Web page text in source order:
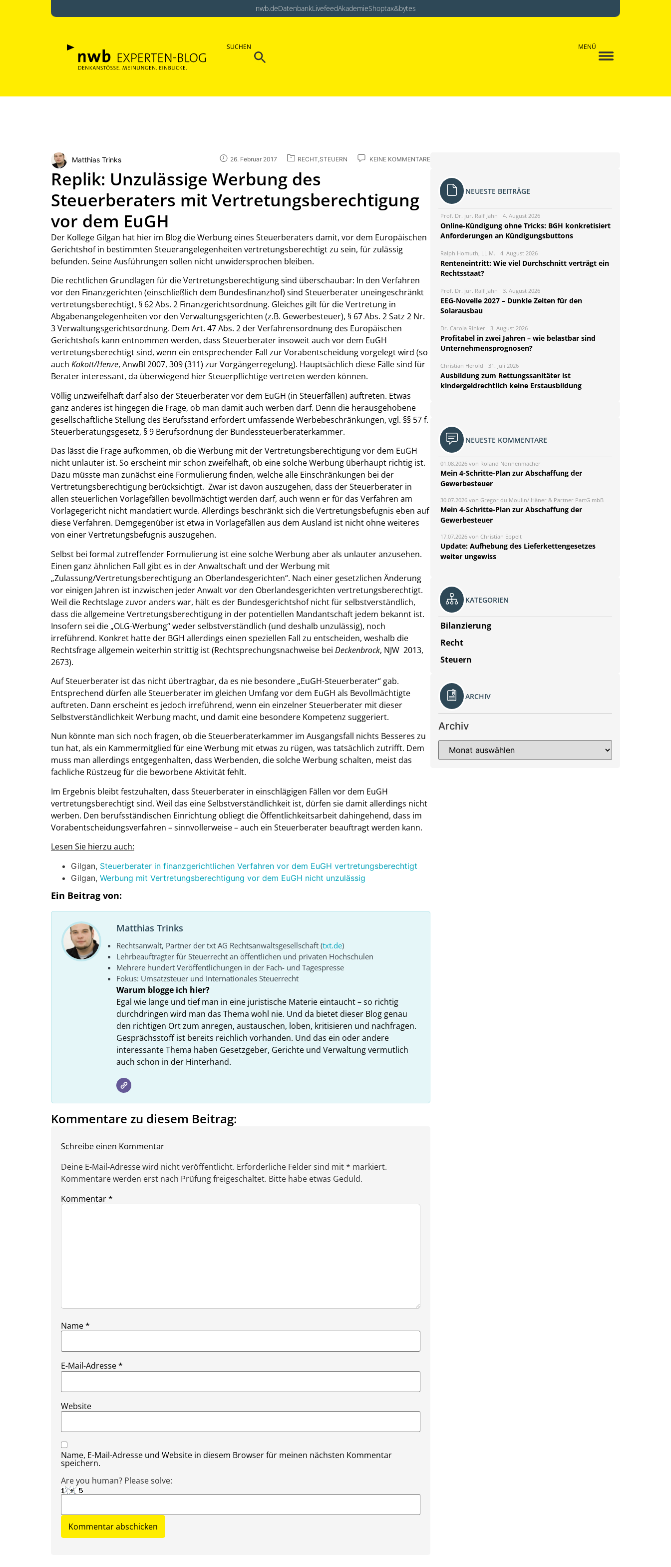
nwb.deDatenbankLivefeedAkademieShoptax&bytes
SUCHEN
Search
MENÜ
Matthias Trinks 26. Februar 2017 RECHT,STEUERN KEINE KOMMENTARE
Replik: Unzulässige Werbung des
Steuerberaters mit Vertretungsberechtigung
vor dem EuGH
Der Kollege Gilgan hat hier im Blog die Werbung eines Steuerberaters damit, vor dem Europäischen
Gerichtshof in bestimmten Steuerangelegenheiten vertretungsberechtigt zu sein, für zulässig
befunden. Seine Ausführungen sollen nicht unwidersprochen bleiben.
Die rechtlichen Grundlagen für die Vertretungsberechtigung sind überschaubar: In den Verfahren
vor den Finanzgerichten (einschließlich dem Bundesfinanzhof) sind Steuerberater uneingeschränkt
vertretungsberechtigt, § 62 Abs. 2 Finanzgerichtsordnung. Gleiches gilt für die Vertretung in
Abgabenangelegenheiten vor den Verwaltungsgerichten (z.B. Gewerbesteuer), § 67 Abs. 2 Satz 2 Nr.
3 Verwaltungsgerichtsordnung. Dem Art. 47 Abs. 2 der Verfahrensordnung des Europäischen
Gerichtshofs kann entnommen werden, dass Steuerberater insoweit auch vor dem EuGH
vertretungsberechtigt sind, wenn ein entsprechender Fall zur Vorabentscheidung vorgelegt wird (so
auch Kokott/Henze, AnwBl 2007, 309 (311) zur Vorgängerregelung). Hauptsächlich diese Fälle sind für
Berater interessant, da überwiegend hier Steuerpflichtige vertreten werden können.
Völlig unzweifelhaft darf also der Steuerberater vor dem EuGH (in Steuerfällen) auftreten. Etwas
ganz anderes ist hingegen die Frage, ob man damit auch werben darf. Denn die herausgehobene
gesellschaftliche Stellung des Berufsstand erfordert umfassende Werbebeschränkungen, vgl. §§ 57 f.
Steuerberatungsgesetz, § 9 Berufsordnung der Bundessteuerberaterkammer.
Das lässt die Frage aufkommen, ob die Werbung mit der Vertretungsberechtigung vor dem EuGH
nicht unlauter ist. So erscheint mir schon zweifelhaft, ob eine solche Werbung überhaupt richtig ist.
Dazu müsste man zunächst eine Formulierung finden, welche alle Einschränkungen bei der
Vertretungsberechtigung berücksichtigt. Zwar ist davon auszugehen, dass der Steuerberater in
allen steuerlichen Vorlagefällen bevollmächtigt werden darf, auch wenn er für das Verfahren am
Vorlagegericht nicht mandatiert wurde. Allerdings beschränkt sich die Vertretungsbefugnis eben auf
diese Verfahren. Demgegenüber ist etwa in Vorlagefällen aus dem Ausland ist nicht ohne weiteres
von einer Vertretungsbefugnis auszugehen.
Selbst bei formal zutreffender Formulierung ist eine solche Werbung aber als unlauter anzusehen.
Einen ganz ähnlichen Fall gibt es in der Anwaltschaft und der Werbung mit
„Zulassung/Vertretungsberechtigung an Oberlandesgerichten“. Nach einer gesetzlichen Änderung
vor einigen Jahren ist inzwischen jeder Anwalt vor den Oberlandesgerichten vertretungsberechtigt.
Weil die Rechtslage zuvor anders war, hält es der Bundesgerichtshof nicht für selbstverständlich,
dass die allgemeine Vertretungsberechtigung in der potentiellen Mandantschaft jedem bekannt ist.
Insofern sei die „OLG-Werbung“ weder selbstverständlich (und deshalb unzulässig), noch
irreführend. Konkret hatte der BGH allerdings einen speziellen Fall zu entscheiden, weshalb die
Rechtsfrage allgemein weiterhin strittig ist (Rechtsprechungsnachweise bei Deckenbrock, NJW 2013,
2673).
Auf Steuerberater ist das nicht übertragbar, da es nie besondere „EuGH-Steuerberater“ gab.
Entsprechend dürfen alle Steuerberater im gleichen Umfang vor dem EuGH als Bevollmächtigte
auftreten. Dann erscheint es jedoch irreführend, wenn ein einzelner Steuerberater mit dieser
Selbstverständlichkeit Werbung macht, und damit eine besondere Kompetenz suggeriert.
Nun könnte man sich noch fragen, ob die Steuerberaterkammer im Ausgangsfall nichts Besseres zu
tun hat, als ein Kammermitglied für eine Werbung mit etwas zu rügen, was tatsächlich zutrifft. Dem
muss man allerdings entgegenhalten, dass Werbenden, die solche Werbung schalten, meist das
fachliche Rüstzeug für die beworbene Aktivität fehlt.
Im Ergebnis bleibt festzuhalten, dass Steuerberater in einschlägigen Fällen vor dem EuGH
vertretungsberechtigt sind. Weil das eine Selbstverständlichkeit ist, dürfen sie damit allerdings nicht
werben. Den berufsständischen Einrichtung obliegt die Öffentlichkeitsarbeit dahingehend, dass im
Vorabentscheidungsverfahren – sinnvollerweise – auch ein Steuerberater beauftragt werden kann.
Lesen Sie hierzu auch:
Gilgan, Steuerberater in finanzgerichtlichen Verfahren vor dem EuGH vertretungsberechtigt
Gilgan, Werbung mit Vertretungsberechtigung vor dem EuGH nicht unzulässig
Ein Beitrag von:
Matthias Trinks
Rechtsanwalt, Partner der txt AG Rechtsanwaltsgesellschaft (txt.de)
Lehrbeauftragter für Steuerrecht an öffentlichen und privaten Hochschulen
Mehrere hundert Veröffentlichungen in der Fach- und Tagespresse
Fokus: Umsatzsteuer und Internationales Steuerrecht
Warum blogge ich hier?
Egal wie lange und tief man in eine juristische Materie eintaucht – so richtig
durchdringen wird man das Thema wohl nie. Und da bietet dieser Blog genau
den richtigen Ort zum anregen, austauschen, loben, kritisieren und nachfragen.
Gesprächsstoff ist bereits reichlich vorhanden. Und das ein oder andere
interessante Thema haben Gesetzgeber, Gerichte und Verwaltung vermutlich
auch schon in der Hinterhand.
Kommentare zu diesem Beitrag:
Schreibe einen Kommentar
Deine E-Mail-Adresse wird nicht veröffentlicht. Erforderliche Felder sind mit * markiert.
Kommentare werden erst nach Prüfung freigeschaltet. Bitte habe etwas Geduld.
Kommentar*
Name*
E-Mail-Adresse*
Website
Name, E-Mail-Adresse und Website in diesem Browser für meinen nächsten Kommentar
speichern.
Are you human? Please solve:
NEUESTE BEITRÄGE
Prof. Dr. jur. Ralf Jahn 4. August 2026
Online-Kündigung ohne Tricks: BGH konkretisiert
Anforderungen an Kündigungsbuttons
Ralph Homuth, LL.M. 4. August 2026
Renteneintritt: Wie viel Durchschnitt verträgt ein
Rechtsstaat?
Prof. Dr. jur. Ralf Jahn 3. August 2026
EEG-Novelle 2027 – Dunkle Zeiten für den
Solarausbau
Dr. Carola Rinker 3. August 2026
Profitabel in zwei Jahren – wie belastbar sind
Unternehmensprognosen?
Christian Herold 31. Juli 2026
Ausbildung zum Rettungssanitäter ist
kindergeldrechtlich keine Erstausbildung
NEUESTE KOMMENTARE
01.08.2026 von Roland Nonnenmacher
Mein 4-Schritte-Plan zur Abschaffung der
Gewerbesteuer
30.07.2026 von Gregor du Moulin/ Häner & Partner PartG mbB
Mein 4-Schritte-Plan zur Abschaffung der
Gewerbesteuer
17.07.2026 von Christian Eppelt
Update: Aufhebung des Lieferkettengesetzes
weiter ungewiss
KATEGORIEN
Bilanzierung
Recht
Steuern
ARCHIV
Archiv